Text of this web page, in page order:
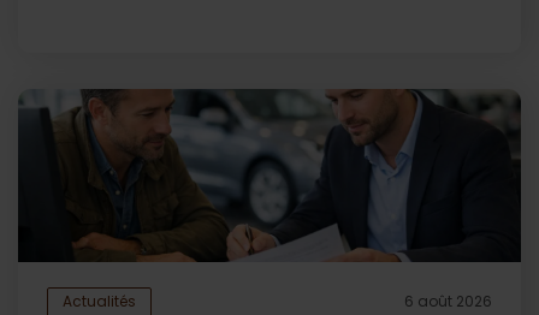
Actualités 6 août 2026